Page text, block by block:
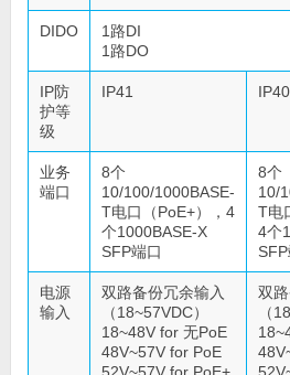
DIDO
1路DI
1路DO
IP防
护等
级
IP41 IP40
业务
端口
8个
10/100/1000BASE-
T电口（PoE+），4
个1000BASE-X
SFP端口
8个
10/
T电
4个
电源
输入
双路备份冗余输入
（18~57VDC）
18~48V for 无PoE
48V~57V for PoE
52V~57V for PoE+
双
（